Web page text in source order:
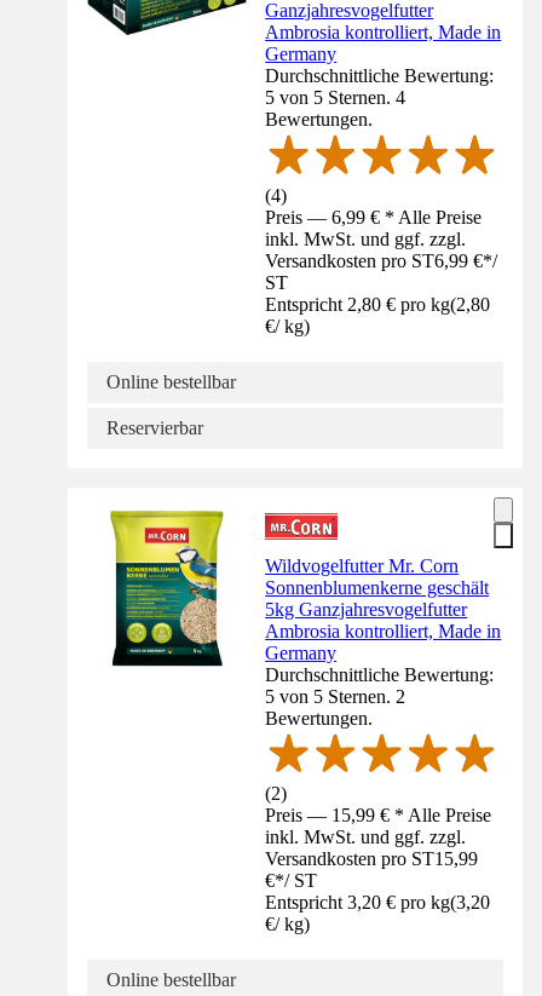
Ganzjahresvogelfutter
Ambrosia kontrolliert, Made in
Germany
Durchschnittliche Bewertung:
5 von 5 Sternen. 4
Bewertungen.
(4)
Preis — 6,99 € * Alle Preise
inkl. MwSt. und ggf. zzgl.
Versandkosten pro ST6,99 €*/
ST
Entspricht 2,80 € pro kg(2,80
€/ kg)
Online bestellbar
Reservierbar
Wildvogelfutter Mr. Corn
Sonnenblumenkerne geschält
5kg Ganzjahresvogelfutter
Ambrosia kontrolliert, Made in
Germany
Durchschnittliche Bewertung:
5 von 5 Sternen. 2
Bewertungen.
(2)
Preis — 15,99 € * Alle Preise
inkl. MwSt. und ggf. zzgl.
Versandkosten pro ST15,99
€*/ ST
Entspricht 3,20 € pro kg(3,20
€/ kg)
Online bestellbar